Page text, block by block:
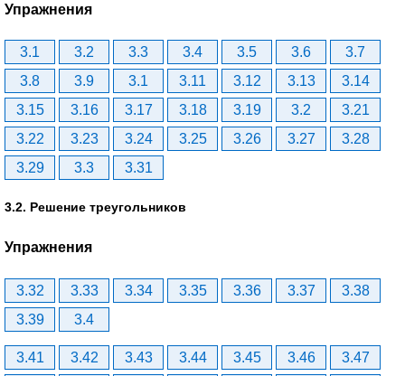
Упражнения
3.1 3.2 3.3 3.4 3.5 3.6
3.7
3.8
3.9 3.1 3.11 3.12 3.13
3.14
3.15
3.16 3.17 3.18 3.19 3.2
3.21
3.22
3.23 3.24 3.25 3.26 3.27
3.28
3.29
3.3 3.31
3.2. Решение треугольников
Упражнения
3.32 3.33 3.34 3.35 3.36 3.37
3.38
3.39
3.4
3.41 3.42 3.43 3.44 3.45 3.46
3.47